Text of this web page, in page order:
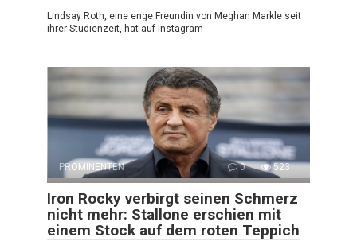
Lindsay Roth, eine enge Freundin von Meghan Markle seit
ihrer Studienzeit, hat auf Instagram
PROMINENTEN 0 523
Iron Rocky verbirgt seinen Schmerz
nicht mehr: Stallone erschien mit
einem Stock auf dem roten Teppich